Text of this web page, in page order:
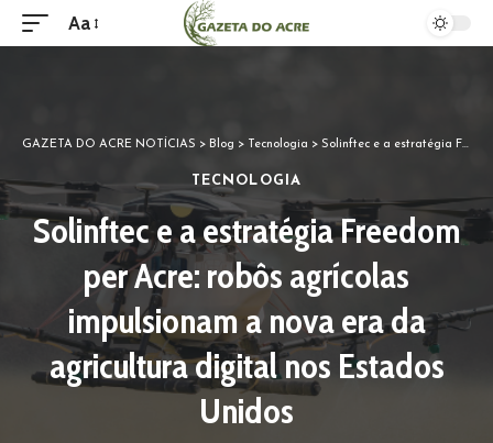
Aa
GAZETA DO ACRE NOTÍCIAS > Blog > Tecnologia > Solinftec e a estratégia Freedom per Acre: robôs agrícolas impulsionam a nova era da agricultura digital nos Estados Unidos
TECNOLOGIA
Solinftec e a estratégia Freedom
per Acre: robôs agrícolas
impulsionam a nova era da
agricultura digital nos Estados
Unidos